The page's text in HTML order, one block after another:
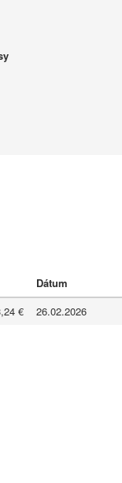
Dátum
€ 26.02.2026